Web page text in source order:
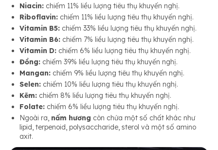
Niacin: chiếm 11% liều lượng tiêu thụ khuyến nghị.
Riboflavin: chiếm 11% liều lượng tiêu thụ khuyến nghị.
Vitamin B5: chiếm 33% liều lượng tiêu thụ khuyến nghị.
Vitamin B6: chiếm 7% liều lượng tiêu thụ khuyến nghị.
Vitamin D: chiếm 6% liều lượng tiêu thụ khuyến nghị.
Đồng: chiếm 39% liều lượng tiêu thụ khuyến nghị.
Mangan: chiếm 9% liều lượng tiêu thụ khuyến nghị.
Selen: chiếm 10% liều lượng tiêu thụ khuyến nghị.
Kẽm: chiếm 8% liều lượng tiêu thụ khuyến nghị.
Folate: chiếm 6% liều lượng tiêu thụ khuyến nghị.
Ngoài ra, nấm hương còn chứa một số chất khác như
lipid, terpenoid, polysaccharide, sterol và một số amino
axit.